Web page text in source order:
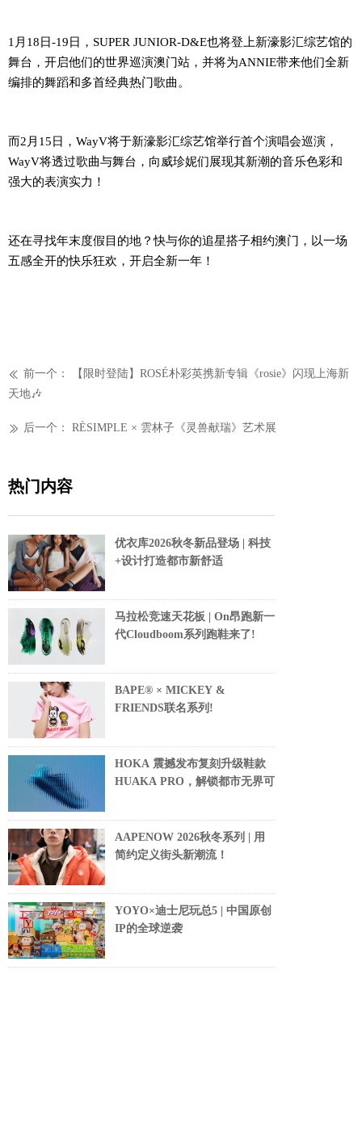
1月18日-19日， SUPER JUNIOR-D&E也将登上新濠影汇综艺馆的
舞台，开启他们的世界巡演澳门站 ， 并将为ANNIE带来他们全新
编排的舞蹈和多首经典热门歌曲。
而2月15日， WayV将于新濠影汇综艺馆举行首个演唱会巡演 ，
WayV将透过歌曲与舞台，向 威珍妮们展现其新潮的音乐色彩和
强大的表演实力！
还在寻找年末度假目的地？快与你的追星搭子相约澳门 ，以一场
五感全开的快乐狂欢 ， 开启全新一年 ！
ꅃ 前一个：
【限时登陆】ROSÉ朴彩英携新专辑《rosie》闪现上海新
天地🎶
ꅀ 后一个： RÈSIMPLE × 雲林子《灵兽献瑞》艺术展
热门内容
优衣库2026秋冬新品登场 | 科技
+设计打造都市新舒适
马拉松竞速天花板 | On昂跑新一
代Cloudboom系列跑鞋来了!
BAPE® × MICKEY &
FRIENDS联名系列!
HOKA 震撼发布复刻升级鞋款
HUAKA PRO，解锁都市无界可
AAPENOW 2026秋冬系列 | 用
简约定义街头新潮流！
YOYO×迪士尼玩总5 | 中国原创
IP的全球逆袭